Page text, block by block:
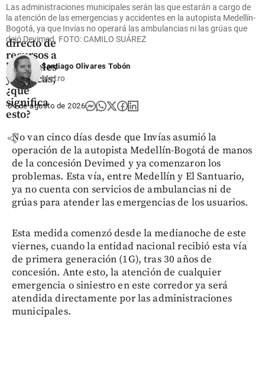
a 90 % el
mínimo
del giro
directo de
recursos a
hospitales
y clínicas;
¿qué
significa
esto?
share
Las administraciones municipales serán las que estarán a cargo de
la atención de las emergencias y accidentes en la autopista Medellín-
Bogotá, ya que Invías no operará las ambulancias ni las grúas que
dejó Devimed. FOTO: CAMILO SUÁREZ
Santiago Olivares Tobón
Metro
04 de agosto de 2026
No van cinco días desde que Invías asumió la
operación de la autopista Medellín-Bogotá de manos
de la concesión Devimed y ya comenzaron los
problemas. Esta vía, entre Medellín y El Santuario,
ya no cuenta con servicios de ambulancias ni de
grúas para atender las emergencias de los usuarios.
Esta medida comenzó desde la medianoche de este
viernes, cuando la entidad nacional recibió esta vía
de primera generación (1G), tras 30 años de
concesión. Ante esto, la atención de cualquier
emergencia o siniestro en este corredor ya será
atendida directamente por las administraciones
municipales.